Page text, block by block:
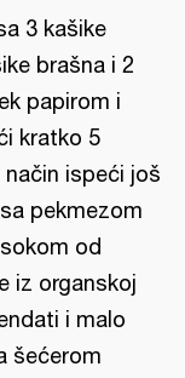
3 kašike
brašna i 2
papirom i
kratko 5
ispeći još
pekmezom
od
iz organskoj
i malo
šećerom